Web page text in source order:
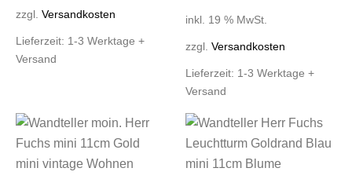
zzgl.Versandkosten
Lieferzeit: 1-3 Werktage +
Versand
inkl. 19 % MwSt.
zzgl. Versandkosten
Lieferzeit: 1-3 Werktage +
Versand